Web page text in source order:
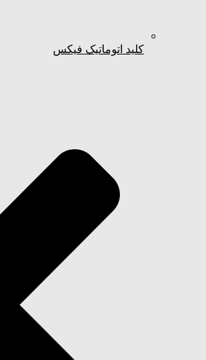
کلید اتوماتیک فیکس